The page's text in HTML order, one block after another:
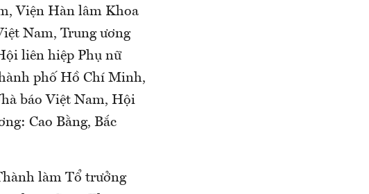
Viện Hàn lâm Khoa
Nam, Trung ương
liên hiệp Phụ nữ
phố Hồ Chí Minh,
báo Việt Nam, Hội
Cao Bằng, Bắc
làm Tổ trưởng